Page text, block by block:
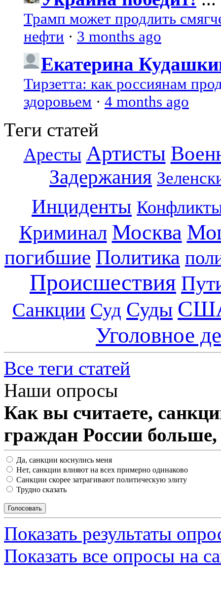
Трамп может продлить
нефти · 3 months ago
Екатерина
Тирзетта: как россиянам
здоровьем · 4 months ago
Теги статей
Аресты Артисты
Задержания
Инциденты
Криминал Москва
погибшие Политика
Происшествия
Санкции Суд Суды
Уголовное
Все теги статей
Наши опросы
Как вы считаете,
граждан России
Да, санкции коснулись меня
Нет, санкции влияют на всех примерно одинаково
Санкции скорее затрагивают политическую элиту
Трудно сказать
Показать результаты
Показать все опросы на